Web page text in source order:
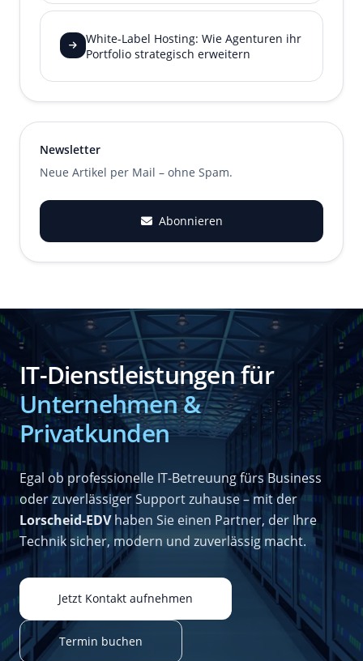
White-Label Hosting: Wie Agenturen ihr
Portfolio strategisch erweitern
Newsletter
Neue Artikel per Mail – ohne Spam.
Abonnieren
IT-Dienstleistungen für
Unternehmen &
Privatkunden
Egal ob professionelle IT-Betreuung fürs Business
oder zuverlässiger Support zuhause – mit der
Lorscheid-EDVhaben Sie einen Partner, der Ihre
Technik sicher, modern und zuverlässig macht.
Jetzt Kontakt aufnehmen
Termin buchen